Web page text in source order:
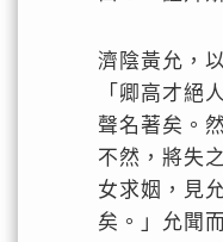
濟陰黃允，
「卿高才絕
聲名著矣。
不然，將失
女求姻，見
矣。」允聞